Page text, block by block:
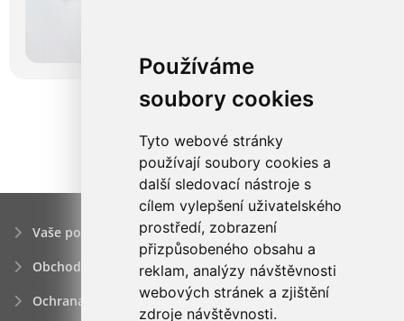
Používáme
soubory cookies
Tyto webové stránky
používají soubory cookies a
další sledovací nástroje s
cílem vylepšení uživatelského
prostředí, zobrazení
přizpůsobeného obsahu a
reklam, analýzy návštěvnosti
webových stránek a zjištění
zdroje návštěvnosti.
Vaše poptávka
Obchodní podmínky
Ochrana osobních údajú